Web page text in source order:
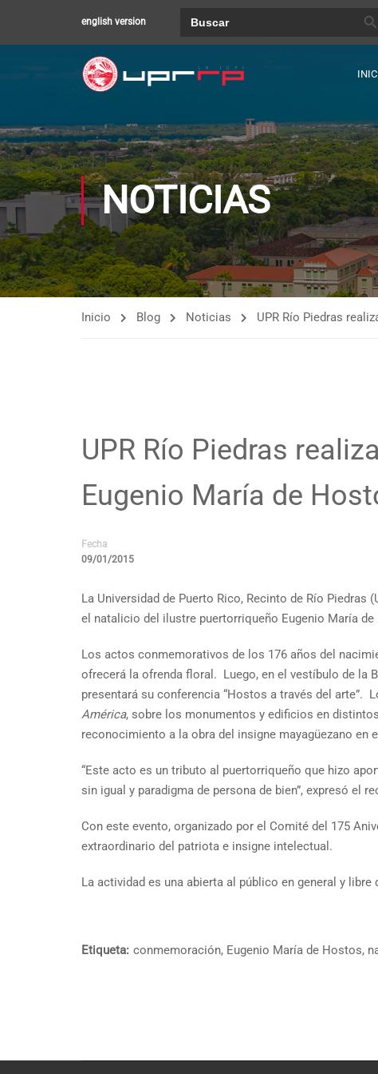
english version
NOTICIAS
Inicio Blog Noticias UPR Río Piedras
UPR Río Piedras
Eugenio María de
Fecha
09/01/2015
La Universidad de Puerto Rico, Recinto de Río Piedras
el natalicio del ilustre puertorriqueño Eugenio María
Los actos conmemorativos de los 176 años del
ofrecerá la ofrenda floral. Luego, en el vestíbulo de la
presentará su conferencia “Hostos a través del arte”.
América, sobre los monumentos y edificios en
reconocimiento a la obra del insigne mayagüezano en
“Este acto es un tributo al puertorriqueño que hizo
sin igual y paradigma de persona de bien”, expresó el
Con este evento, organizado por el Comité del 175
extraordinario del patriota e insigne intelectual.
La actividad es una abierta al público en general y libre
Etiqueta: conmemoración, Eugenio María de Hostos,